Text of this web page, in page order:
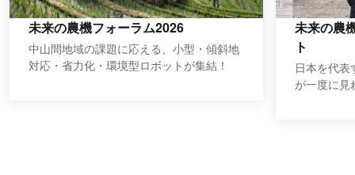
未来の農機フォーラム2026
中山間地域の課題に応える、小型・傾斜地
対応・省力化・環境型ロボットが集結！
未来の農
ト
日本を代
が一度に見